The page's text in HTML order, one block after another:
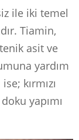
ile iki temel
Tiamin,
asit ve
yardım
kırmızı
yapımı